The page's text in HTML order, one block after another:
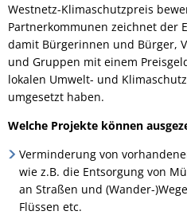
Westnetz-Klimaschutzpreis
Partnerkommunen zeichnet der
damit Bürgerinnen und Bürger,
und Gruppen mit einem
lokalen Umwelt- und
umgesetzt haben.
Welche Projekte können
Verminderung von
wie z.B. die Entsorgung von
an Straßen und (Wander-
Flüssen etc.